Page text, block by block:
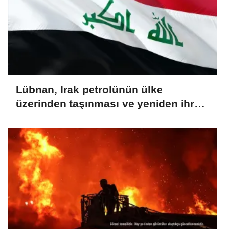
Lübnan, Irak petrolünün ülke
üzerinden taşınması ve yeniden ihraç